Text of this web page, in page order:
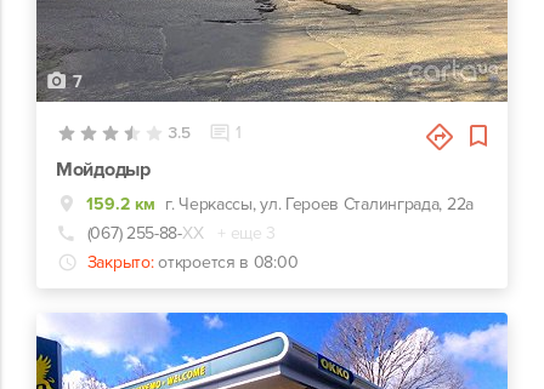
7
3.5 1
Мойдодыр
159.2 км г. Черкассы, ул. Героев Сталинграда, 22а
(067) 255-88-ХХ
+ еще 3
Закрыто: откроется в 08:00